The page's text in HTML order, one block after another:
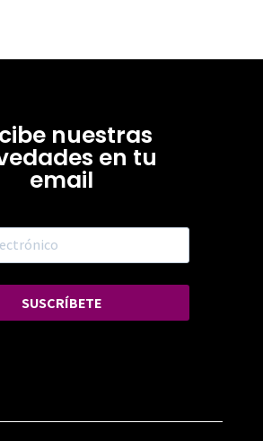
nuestras
en tu
email
SUSCRÍBETE